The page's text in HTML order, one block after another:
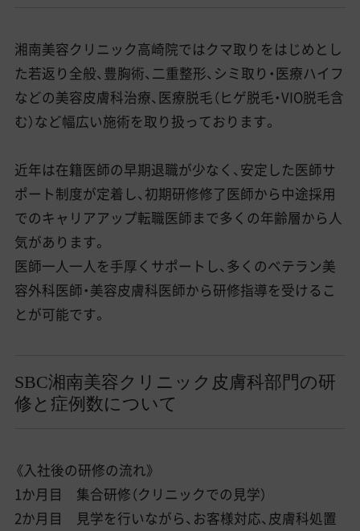
湘南美容クリニック高崎院ではクマ取りをはじめとし
た若返り全般、豊胸術、二重整形、シミ取り・医療ハイフ
などの美容皮膚科治療、医療脱毛（ヒゲ脱毛・VIO脱毛含
む）など幅広い施術を取り扱っております。
近年は在籍医師の早期退職が少なく、安定した医師サ
ポート制度が定着し、初期研修修了医師から中途採用
でのキャリアアップ転職医師まで多くの年齢層から人
気があります。
医師一人一人を手厚くサポートし、多くのベテラン美
容外科医師・美容皮膚科医師から研修指導を受けるこ
とが可能です。
SBC湘南美容クリニック皮膚科部門の研
修と症例数について
《入社後の研修の流れ》
1か月目 集合研修（クリニックでの見学）
2か月目 見学を行いながら、お客様対応、皮膚科処置